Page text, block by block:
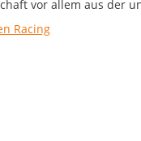
vor allem aus der
Racing